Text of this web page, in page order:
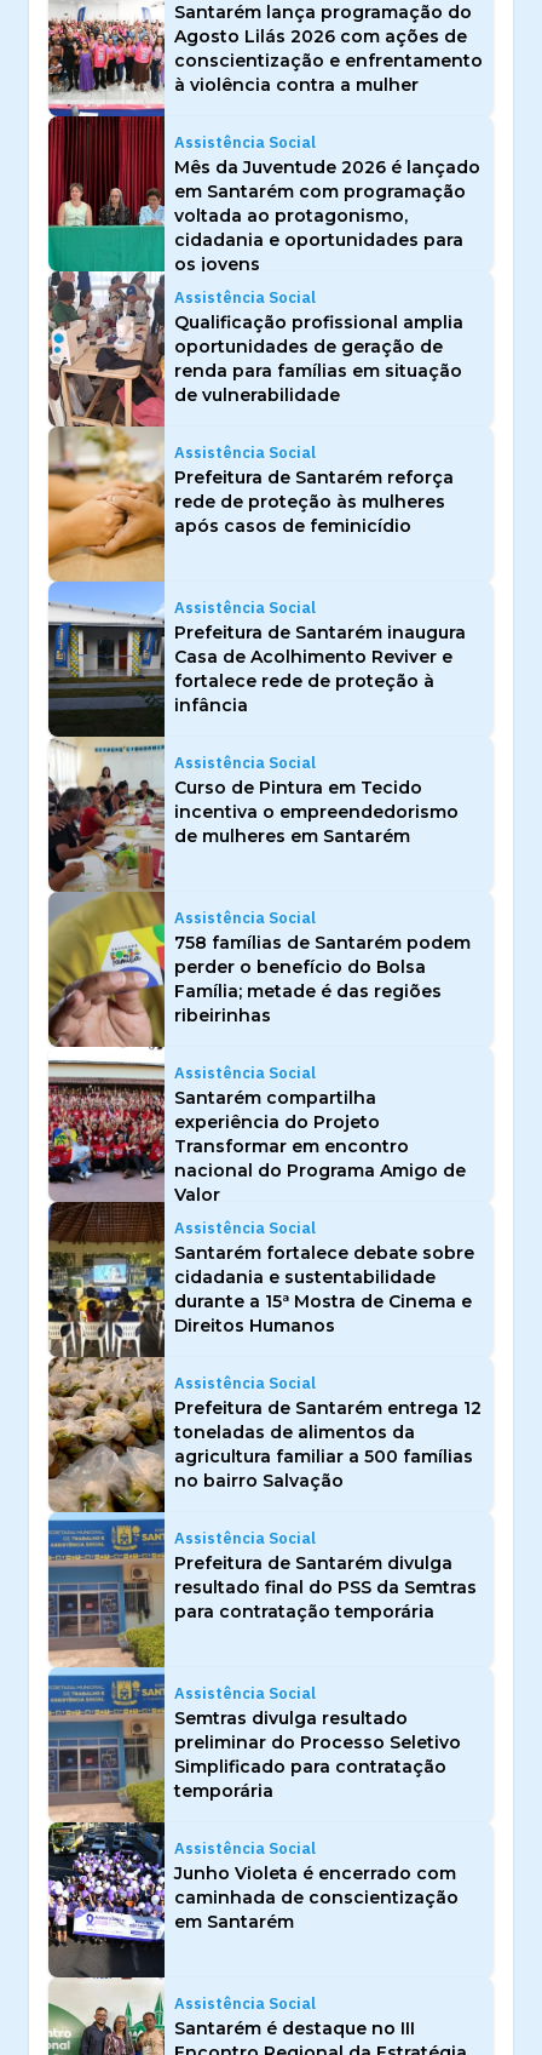
Santarém lança programação do
Agosto Lilás 2026 com ações de
conscientização e enfrentamento
à violência contra a mulher
Assistência Social
Mês da Juventude 2026 é lançado
em Santarém com programação
voltada ao protagonismo,
cidadania e oportunidades para
os jovens
Assistência Social
Qualificação profissional amplia
oportunidades de geração de
renda para famílias em situação
de vulnerabilidade
Assistência Social
Prefeitura de Santarém reforça
rede de proteção às mulheres
após casos de feminicídio
Assistência Social
Prefeitura de Santarém inaugura
Casa de Acolhimento Reviver e
fortalece rede de proteção à
infância
Assistência Social
Curso de Pintura em Tecido
incentiva o empreendedorismo
de mulheres em Santarém
Assistência Social
758 famílias de Santarém podem
perder o benefício do Bolsa
Família; metade é das regiões
ribeirinhas
Assistência Social
Santarém compartilha
experiência do Projeto
Transformar em encontro
nacional do Programa Amigo de
Valor
Assistência Social
Santarém fortalece debate sobre
cidadania e sustentabilidade
durante a 15ª Mostra de Cinema e
Direitos Humanos
Assistência Social
Prefeitura de Santarém entrega 12
toneladas de alimentos da
agricultura familiar a 500 famílias
no bairro Salvação
Assistência Social
Prefeitura de Santarém divulga
resultado final do PSS da Semtras
para contratação temporária
Assistência Social
Semtras divulga resultado
preliminar do Processo Seletivo
Simplificado para contratação
temporária
Assistência Social
Junho Violeta é encerrado com
caminhada de conscientização
em Santarém
Assistência Social
Santarém é destaque no III